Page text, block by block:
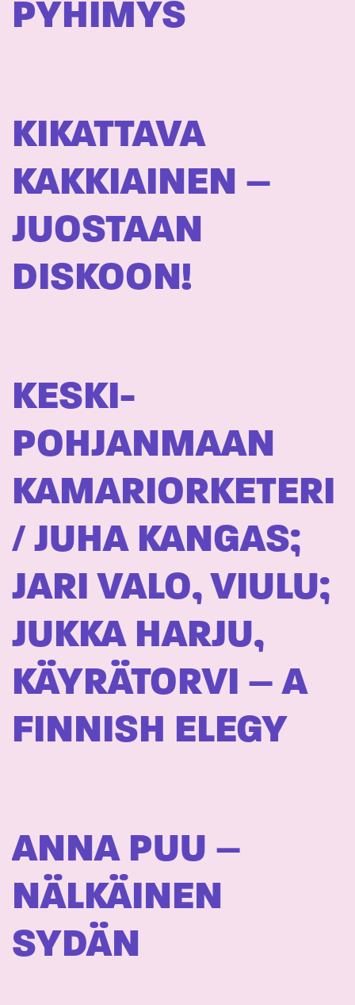
PYHIMYS
KIKATTAVA
KAKKIAINEN –
JUOSTAAN
DISKOON!
KESKI-
POHJANMAAN
KAMARIORKETERI
/ JUHA KANGAS;
JARI VALO, VIULU;
JUKKA HARJU,
KÄYRÄTORVI – A
FINNISH ELEGY
ANNA PUU –
NÄLKÄINEN
SYDÄN